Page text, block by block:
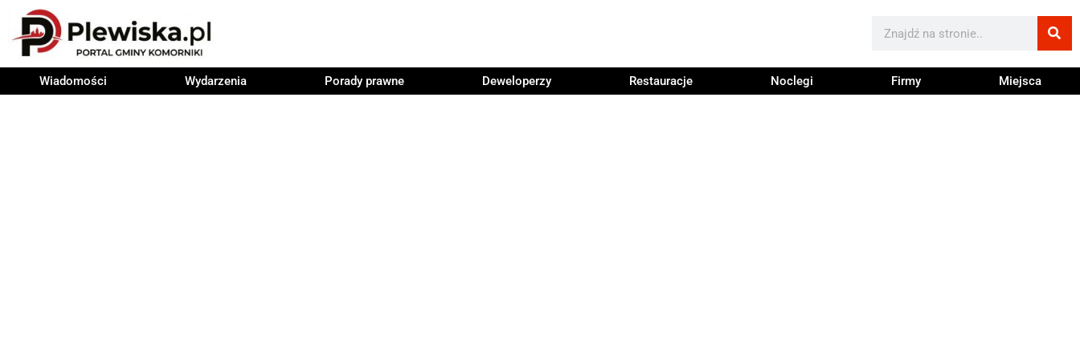
Wiadomości Wydarzenia Porady prawne Deweloperzy Restauracje Noclegi Firmy Miejsca